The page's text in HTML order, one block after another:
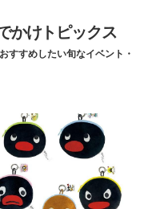
かけトピックス
すすめしたい旬なイベント・